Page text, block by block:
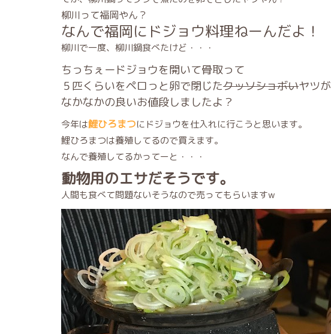
柳川って福岡やん？
なんで福岡にドジョウ料理ねーんだよ！
柳川で一度、柳川鍋食べたけど・・・
ちっちぇードジョウを開いて骨取って
５匹くらいをペロっと卵で閉じたクッソショボいヤツが
なかなかの良いお値段しましたよ？
今年は鯉ひろまつにドジョウを仕入れに行こうと思います。
鯉ひろまつは養殖してるので買えます。
なんで養殖してるかってーと・・・
動物用のエサだそうです。
人間も食べて問題ないそうなので売ってもらいますw